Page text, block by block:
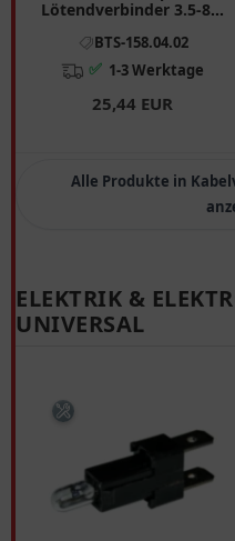
Lötendverbinder 3.5-8.0
BTS-158.04.02
✅ 1-3 Werktage
25,44 EUR
Alle Produkte in
ELEKTRIK &
UNIVERSAL